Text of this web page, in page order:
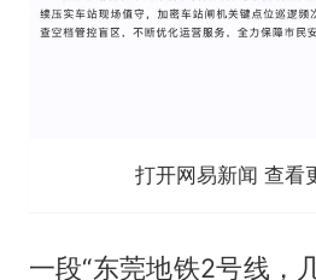
打开网易新闻 查看
一段“东莞地铁2号线，